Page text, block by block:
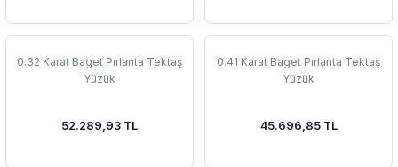
0.32 Karat Baget Pırlanta Tektaş
Yüzük
52.289,93 TL
0.41 Karat Baget Pırlanta Tektaş
Yüzük
45.696,85 TL